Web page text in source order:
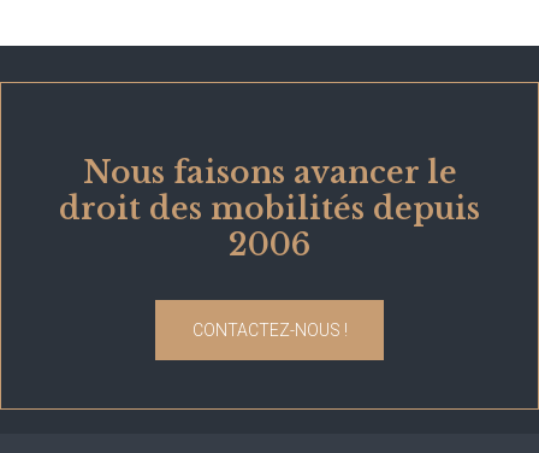
Nous faisons avancer le
droit des mobilités depuis
2006
CONTACTEZ-NOUS !